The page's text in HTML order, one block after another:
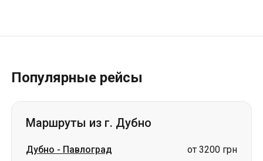
Популярные рейсы
Маршруты из г. Дубно
Дубно - Павлоград
от 3200 грн